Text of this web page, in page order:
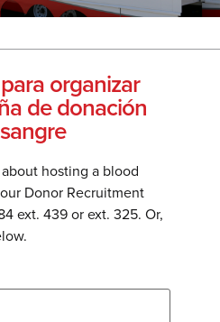
organizar
de donación
hosting a blood
Donor Recruitment
ext. 439 or ext. 325. Or,